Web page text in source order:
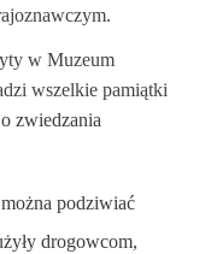
w Muzeum
wszelkie pamiątki
zwiedzania
podziwiać
drogowcom,